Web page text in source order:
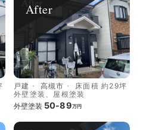
After
戸建 高槻市
床面積 約29坪
外壁塗装、屋根塗装
外壁塗装 50-89万円